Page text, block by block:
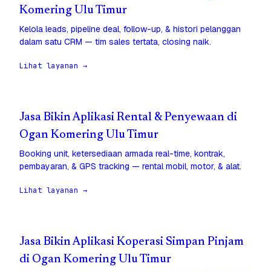
Komering Ulu Timur
Kelola leads, pipeline deal, follow-up, & histori pelanggan
dalam satu CRM — tim sales tertata, closing naik.
Lihat layanan →
Jasa Bikin Aplikasi Rental & Penyewaan di
Ogan Komering Ulu Timur
Booking unit, ketersediaan armada real-time, kontrak,
pembayaran, & GPS tracking — rental mobil, motor, & alat.
Lihat layanan →
Jasa Bikin Aplikasi Koperasi Simpan Pinjam
di Ogan Komering Ulu Timur